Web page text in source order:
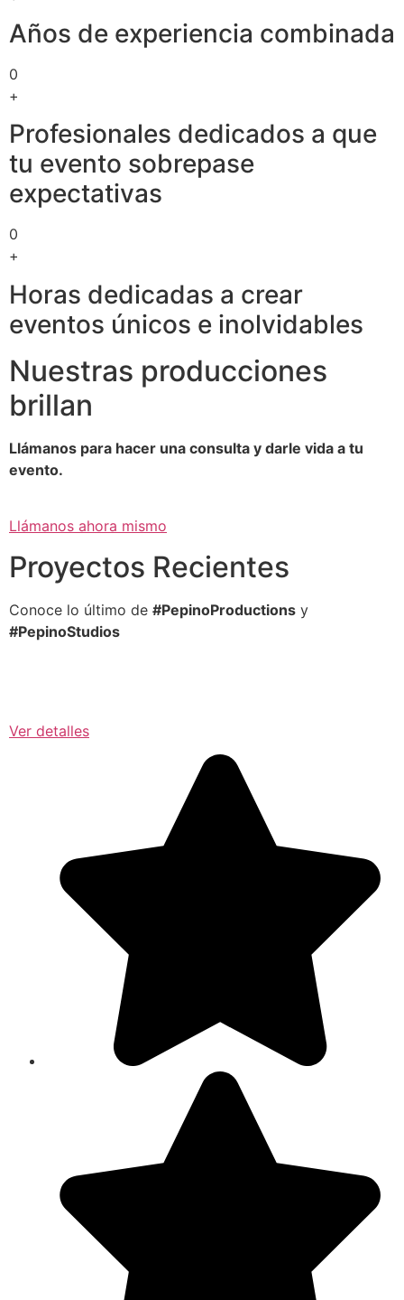
Años de experiencia combinada
0
+
Profesionales dedicados a que
tu evento sobrepase
expectativas
0
+
Horas dedicadas a crear
eventos únicos e inolvidables
Nuestras producciones
brillan
Llámanos para hacer una consulta y darle vida a tu
evento.
Llámanos ahora mismo
Proyectos Recientes
Conoce lo último de #PepinoProductions y
#PepinoStudios
Ver detalles